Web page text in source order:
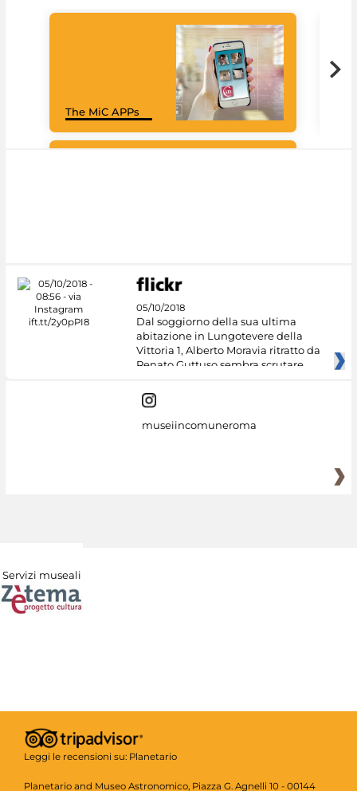
The MiC APPs
05/10/2018
Dal soggiorno della sua ultima
abitazione in Lungotevere della
Vittoria 1, Alberto Moravia ritratto da
Renato Guttuso sembra scrutare
museiincomuneroma
Servizi museali
Leggi le recensioni su: Planetario
Planetario and Museo Astronomico, Piazza G. Agnelli 10 - 00144